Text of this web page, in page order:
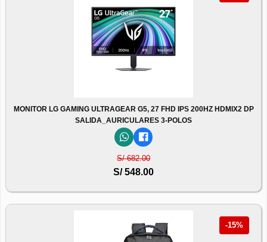
MONITOR LG GAMING ULTRAGEAR G5, 27 FHD IPS 200HZ HDMIX2 DP
SALIDA_AURICULARES 3-POLOS
S/ 682.00
S/ 548.00
-15%